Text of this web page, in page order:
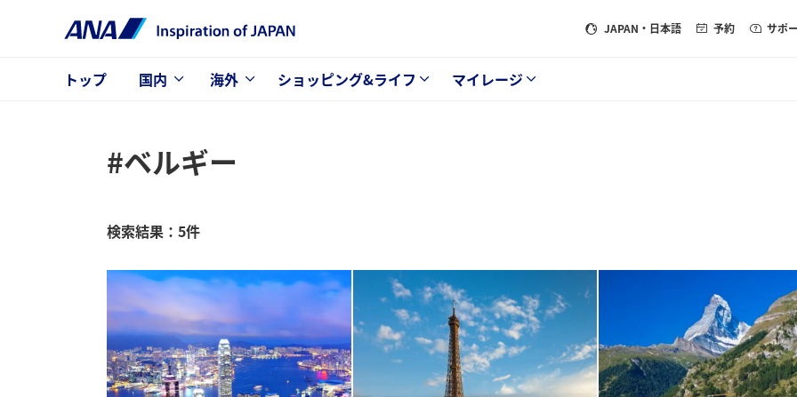
JAPAN ・日本語 予約 サポ
トップ 国内 海外 ショッピング&ライフ マイレージ
#ベルギー
検索結果：5件